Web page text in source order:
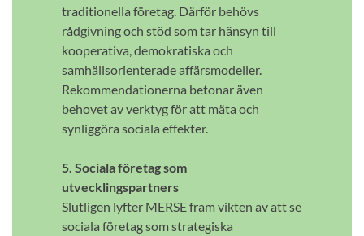
traditionella företag. Därför behövs
rådgivning och stöd som tar hänsyn till
kooperativa, demokratiska och
samhällsorienterade affärsmodeller.
Rekommendationerna betonar även
behovet av verktyg för att mäta och
synliggöra sociala effekter.
5. Sociala företag som
utvecklingspartners
Slutligen lyfter MERSE fram vikten av att se
sociala företag som strategiska